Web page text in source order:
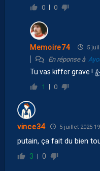
0 0
Memoire74 5
En réponse à
Tu vas kiffer grave !
1 0
vince34 5 juillet 2025
putain, ça fait du bien
3 0